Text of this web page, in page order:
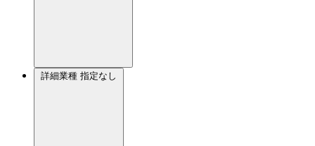
詳細業種 指定なし